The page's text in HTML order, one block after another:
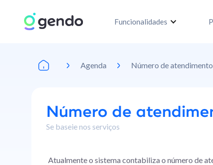
Funcionalidades
Agenda Número de
Número de
Se baseie nos serviços
Atualmente o sistema contabiliza o número de